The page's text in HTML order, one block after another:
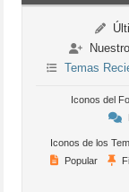
Temas
Iconos del
Iconos de los
Popular